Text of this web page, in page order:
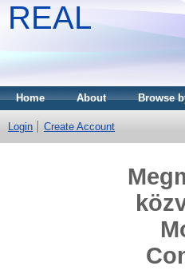
REAL
Home About Browse
Login Create Account